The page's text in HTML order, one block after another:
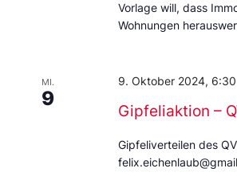
Vorlage will, dass
Wohnungen
MI.
9
Gipfeliaktion –
9. Oktober 2024, 6:30
Gipfeliverteilen des